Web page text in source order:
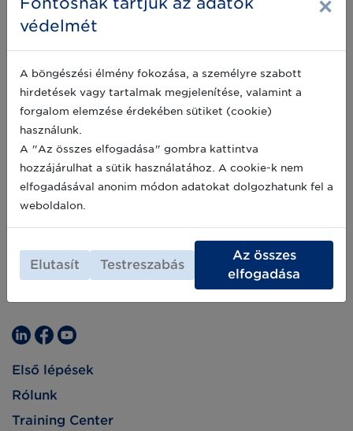
Első lépések
Rólunk
Training Center
védelmét
×
A böngészési élmény fokozása, a személyre szabott
hirdetések vagy tartalmak megjelenítése, valamint a
forgalom elemzése érdekében sütiket (cookie)
használunk.
A "Az összes elfogadása" gombra kattintva
hozzájárulhat a sütik használatához. A cookie-k nem
elfogadásával anonim módon adatokat dolgozhatunk fel a
weboldalon.
Elutasít Testreszabás
Az összes
elfogadása